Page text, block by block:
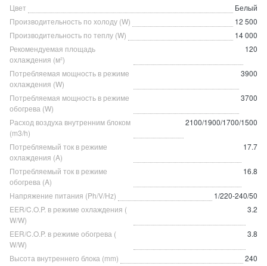
Цвет
Белый
Производительность по холоду (W)
12 500
Производительность по теплу (W)
14 000
Рекомендуемая площадь
охлаждения (м²)
120
Потребляемая мощность в режиме
охлаждения (W)
3900
Потребляемая мощность в режиме
обогрева (W)
3700
Расход воздуха внутренним блоком
(m3/h)
2100/1900/1700/1500
Потребляемый ток в режиме
охлаждения (A)
17.7
Потребляемый ток в режиме
обогрева (A)
16.8
Напряжение питания (Ph/V/Hz)
1/220-240/50
EER/C.O.P. в режиме охлаждения (
W/W)
3.2
EER/C.O.P. в режиме обогрева (
W/W)
3.8
Высота внутреннего блока (mm)
240